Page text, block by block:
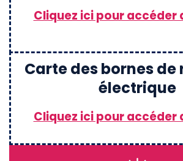
Cliquez ici pour accéder
Carte des bornes
électrique
Cliquez ici pour accéder